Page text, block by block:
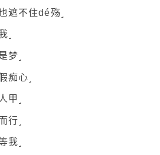
遮不住dé殇˼
˼
梦˼
痴心˼
甲˼
行˼
我˼